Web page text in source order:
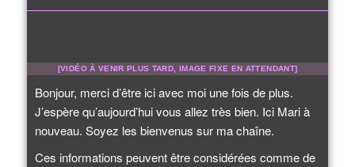
[VIDÉO À VENIR PLUS TARD, IMAGE FIXE EN ATTENDANT]
Bonjour, merci d’être ici avec moi une fois de plus.
J’espère qu’aujourd’hui vous allez très bien. Ici Mari à
nouveau. Soyez les bienvenus sur ma chaîne.
Ces informations peuvent être considérées comme de